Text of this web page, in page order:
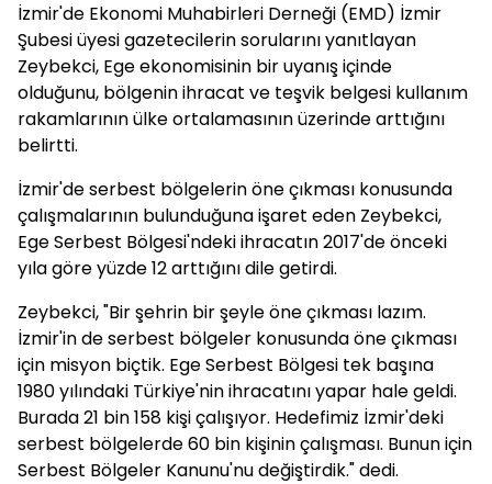
İzmir'de Ekonomi Muhabirleri Derneği (EMD) İzmir
Şubesi üyesi gazetecilerin sorularını yanıtlayan
Zeybekci, Ege ekonomisinin bir uyanış içinde
olduğunu, bölgenin ihracat ve teşvik belgesi kullanım
rakamlarının ülke ortalamasının üzerinde arttığını
belirtti.
İzmir'de serbest bölgelerin öne çıkması konusunda
çalışmalarının bulunduğuna işaret eden Zeybekci,
Ege Serbest Bölgesi'ndeki ihracatın 2017'de önceki
yıla göre yüzde 12 arttığını dile getirdi.
Zeybekci, "Bir şehrin bir şeyle öne çıkması lazım.
İzmir'in de serbest bölgeler konusunda öne çıkması
için misyon biçtik. Ege Serbest Bölgesi tek başına
1980 yılındaki Türkiye'nin ihracatını yapar hale geldi.
Burada 21 bin 158 kişi çalışıyor. Hedefimiz İzmir'deki
serbest bölgelerde 60 bin kişinin çalışması. Bunun için
Serbest Bölgeler Kanunu'nu değiştirdik." dedi.